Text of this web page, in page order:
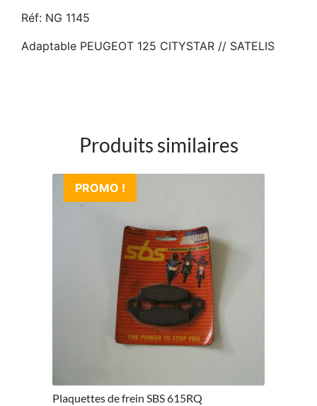
Réf: NG 1145
Adaptable PEUGEOT 125 CITYSTAR // SATELIS
Produits similaires
PROMO !
Plaquettes de frein SBS 615RQ